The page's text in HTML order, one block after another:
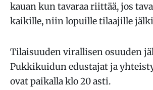
kauan kun tavaraa riittää, jos
kaikille, niin lopuille tilaajille
Tilaisuuden virallisen osuuden
Pukkikuidun edustajat ja
ovat paikalla klo 20 asti.